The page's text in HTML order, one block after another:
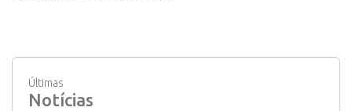
Últimas
Notícias